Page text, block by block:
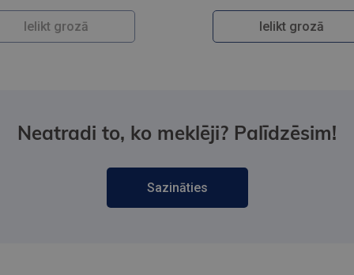
Neatradi to, ko meklēji? Palīdzēsim!
Sazināties